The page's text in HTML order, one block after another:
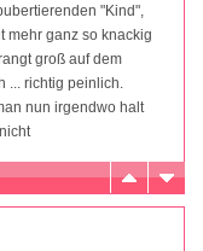
"Kind",
mehr ganz so knackig
groß auf dem
... richtig peinlich.
nun irgendwo halt